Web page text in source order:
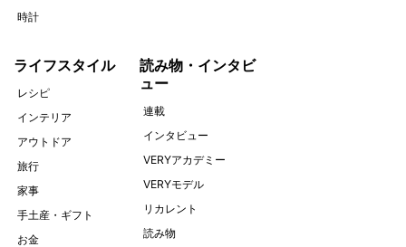
時計
ライフスタイル
レシピ
インテリア
アウトドア
旅行
家事
手土産・ギフト
お金
読み物・インタビ
ュー
連載
インタビュー
VERYアカデミー
VERYモデル
リカレント
読み物